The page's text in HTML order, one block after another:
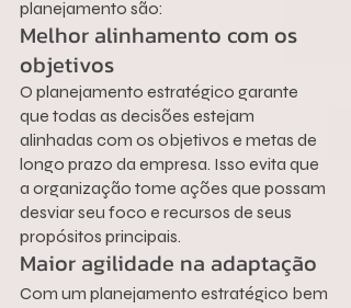
planejamento são:
Melhor alinhamento com os
objetivos
O planejamento estratégico garante
que todas as decisões estejam
alinhadas com os objetivos e metas de
longo prazo da empresa. Isso evita que
a organização tome ações que possam
desviar seu foco e recursos de seus
propósitos principais.
Maior agilidade na adaptação
Com um planejamento estratégico bem